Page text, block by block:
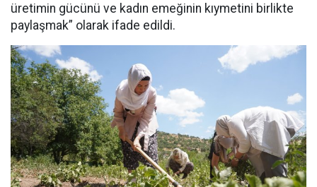
üretimin gücünü ve kadın emeğinin kıymetini birlikte
paylaşmak” olarak ifade edildi.